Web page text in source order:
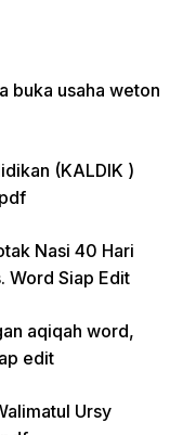
buka usaha weton
(KALDIK )
Nasi 40 Hari
Word Siap Edit
aqiqah word,
edit
Ursy